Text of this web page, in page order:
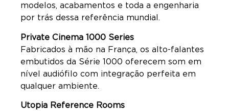
modelos, acabamentos e toda a engenharia
por trás dessa referência mundial.
Private Cinema 1000 Series
Fabricados à mão na França, os alto-falantes
embutidos da Série 1000 oferecem som em
nível audiófilo com integração perfeita em
qualquer ambiente.
Utopia Reference Rooms